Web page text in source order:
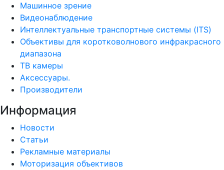
Машинное зрение
Видеонаблюдение
Интеллектуальные транспортные системы (ITS)
Объективы для коротковолнового инфракрасного
диапазона
ТВ камеры
Аксессуары.
Производители
Информация
Новости
Статьи
Рекламные материалы
Моторизация объективов